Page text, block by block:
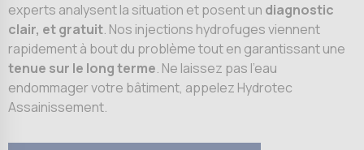
experts analysent la situation et posent un diagnostic
clair, et gratuit. Nos injections hydrofuges viennent
rapidement à bout du problème tout en garantissant une
tenue sur le long terme. Ne laissez pas l’eau
endommager votre bâtiment, appelez Hydrotec
Assainissement.